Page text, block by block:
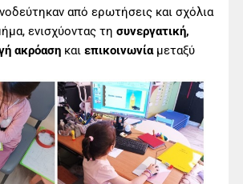
από ερωτήσεις και σχόλια
ενισχύοντας τησυνεργατική,
ακρόαση καιεπικοινωνίαμεταξύ